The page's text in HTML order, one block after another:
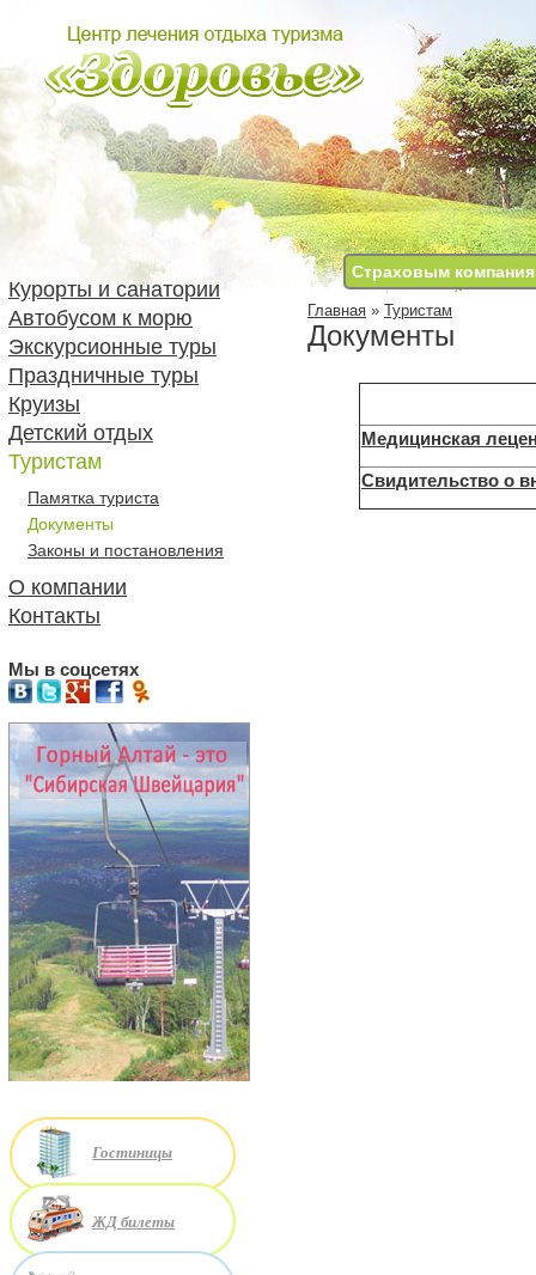
Курорты и санатории
Автобусом к морю
Экскурсионные туры
Праздничные туры
Круизы
Детский отдых
Туристам
Памятка туриста
Документы
Законы и постановления
О компании
Контакты
Мы в соцсетях
Гостиницы
ЖД билеты
Страховым
Главная » Туристам
Документы
Медицинская
Свидительство о